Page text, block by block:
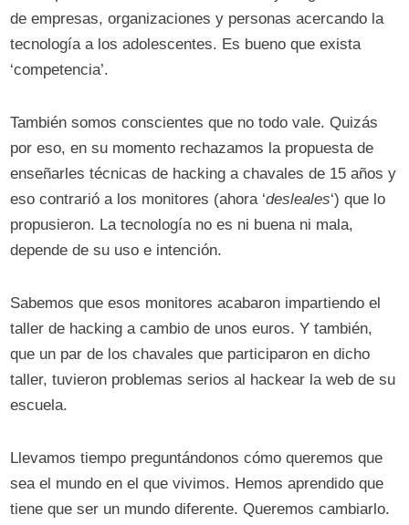
de empresas, organizaciones y personas acercando la
tecnología a los adolescentes. Es bueno que exista
‘competencia’.
También somos conscientes que no todo vale. Quizás
por eso, en su momento rechazamos la propuesta de
enseñarles técnicas de hacking a chavales de 15 años y
eso contrarió a los monitores (ahora ‘desleales‘) que lo
propusieron. La tecnología no es ni buena ni mala,
depende de su uso e intención.
Sabemos que esos monitores acabaron impartiendo el
taller de hacking a cambio de unos euros. Y también,
que un par de los chavales que participaron en dicho
taller, tuvieron problemas serios al hackear la web de su
escuela.
Llevamos tiempo preguntándonos cómo queremos que
sea el mundo en el que vivimos. Hemos aprendido que
tiene que ser un mundo diferente. Queremos cambiarlo.